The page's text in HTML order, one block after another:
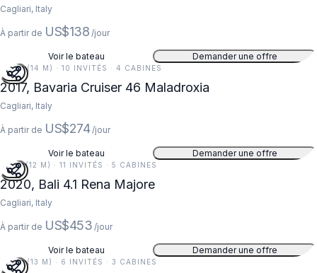
Cagliari, Italy
À partir de US$138 /jour
Voir le bateau Demander une offre
47 FT (14 M) · 10 INVITÉS · 4 CABINES
2017, Bavaria Cruiser 46 Maladroxia
Cagliari, Italy
À partir de US$274 /jour
Voir le bateau Demander une offre
41 FT (12 M) · 11 INVITÉS · 5 CABINES
2020, Bali 4.1 Rena Majore
Cagliari, Italy
À partir de US$453 /jour
Voir le bateau Demander une offre
43 FT (13 M) · 6 INVITÉS · 3 CABINES